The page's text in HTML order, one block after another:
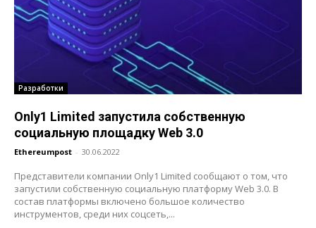
Разработки
Only1 Limited запустила собственную
социальную площадку Web 3.0
Ethereumpost - 30.06.2022
Представители компании Only1 Limited сообщают о том, что
запустили собственную социальную платформу Web 3.0. В
состав платформы включено большое количество
инструментов, среди них соцсеть,...